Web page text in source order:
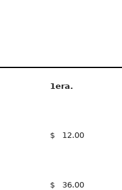
1era.
$ 12.00
$ 36.00